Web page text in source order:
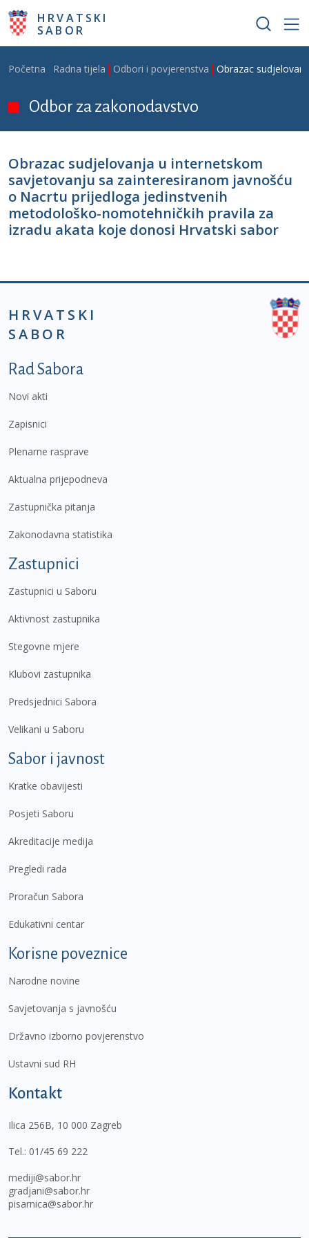
Skoči na glavni sadržaj
HRVATSKI
SABOR
Breadcrumb
Početna Radna tijela Odbori i povjerenstva Obrazac
Odbor za zakonodavstvo
Obrazac sudjelovanja u internetskom
savjetovanju sa zainteresiranom javnošću
o Nacrtu prijedloga jedinstvenih
metodološko-nomotehničkih pravila za
izradu akata koje donosi Hrvatski sabor
HRVATSKI
SABOR
Podnožje prvi izbornik
Rad Sabora
Novi akti
Zapisnici
Plenarne rasprave
Aktualna prijepodneva
Zastupnička pitanja
Zakonodavna statistika
Zastupnici
Zastupnici u Saboru
Aktivnost zastupnika
Stegovne mjere
Klubovi zastupnika
Predsjednici Sabora
Velikani u Saboru
Sabor i javnost
Kratke obavijesti
Posjeti Saboru
Akreditacije medija
Pregledi rada
Proračun Sabora
Edukativni centar
Korisne poveznice
Narodne novine
Savjetovanja s javnošću
Državno izborno povjerenstvo
Ustavni sud RH
Kontakt
Ilica 256B, 10 000 Zagreb
Tel.: 01/45 69 222
mediji@sabor.hr
gradjani@sabor.hr
pisarnica@sabor.hr